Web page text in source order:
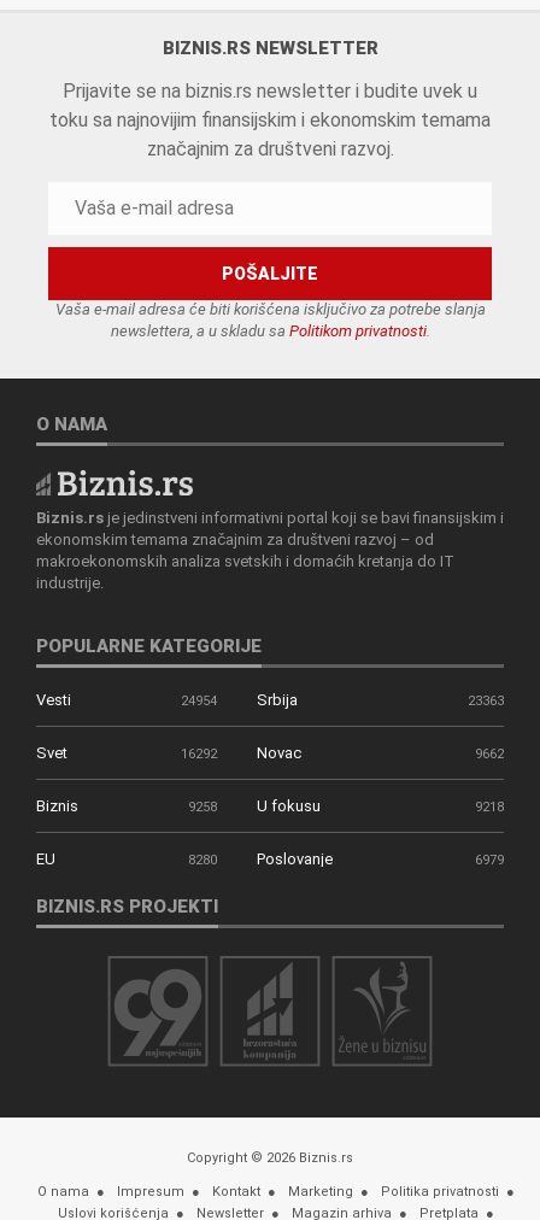
BIZNIS.RS NEWSLETTER
Prijavite se na biznis.rs newsletter i budite uvek u
toku sa najnovijim finansijskim i ekonomskim temama
značajnim za društveni razvoj.
Vaša e-mail adresa će biti korišćena isključivo za potrebe slanja
newslettera, a u skladu sa Politikom privatnosti.
O NAMA
Biznis.rs je jedinstveni informativni portal koji se bavi finansijskim i
ekonomskim temama značajnim za društveni razvoj – od
makroekonomskih analiza svetskih i domaćih kretanja do IT
industrije.
POPULARNE KATEGORIJE
Vesti 24954 Srbija 23363
Svet 16292 Novac 9662
Biznis 9258 U fokusu 9218
EU 8280 Poslovanje 6979
BIZNIS.RS PROJEKTI
Copyright © 2026 Biznis.rs
O nama Impresum Kontakt Marketing
Politika privatnosti
Uslovi korišćenja
Newsletter Magazin arhiva Pretplata